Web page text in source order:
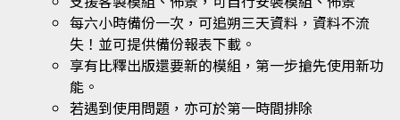
每六小時備份一次，可追朔三天資料，資料不流
失！並可提供備份報表下載。
享有比釋出版還要新的模組，第一步搶先使用新功
能。
若遇到使用問題，亦可於第一時間排除